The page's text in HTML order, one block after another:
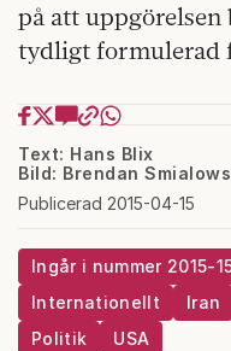
på att
tydligt formulerad
Text: Hans Blix
Bild: Brendan
Publicerad 2015-04-15
Ingår i nummer 2015-
Internationellt
Iran
Politik
USA